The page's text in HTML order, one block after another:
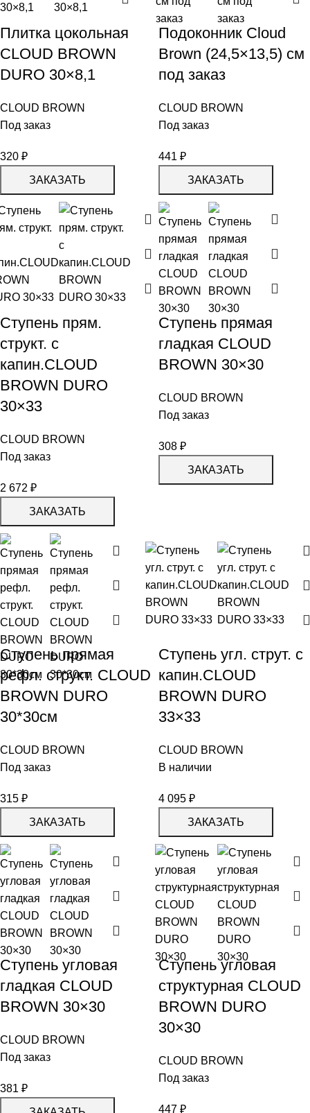
Плитка цокольная
CLOUD BROWN
DURO 30×8,1
CLOUD BROWN
Под заказ
320 ₽
ЗАКАЗАТЬ
Подоконник Cloud
Brown (24,5×13,5) cм
под заказ
CLOUD BROWN
Под заказ
441 ₽
ЗАКАЗАТЬ
Ступень прям.
структ. с
капин.СLOUD
BROWN DURO
30×33
CLOUD BROWN
Под заказ
2 672 ₽
ЗАКАЗАТЬ
Ступень прямая
гладкая СLOUD
BROWN 30×30
CLOUD BROWN
Под заказ
308 ₽
ЗАКАЗАТЬ
Ступень прямая
рефл. структ. CLOUD
BROWN DURO
30*30см
CLOUD BROWN
Под заказ
315 ₽
ЗАКАЗАТЬ
Ступень угл. струт. с
капин.СLOUD
BROWN DURO
33×33
CLOUD BROWN
В наличии
4 095 ₽
ЗАКАЗАТЬ
Ступень угловая
гладкая CLOUD
BROWN 30×30
CLOUD BROWN
Под заказ
381 ₽
Ступень угловая
структурная CLOUD
BROWN DURO
30×30
CLOUD BROWN
Под заказ
447 ₽